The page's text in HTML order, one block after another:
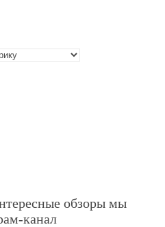
обзоры мы
канал